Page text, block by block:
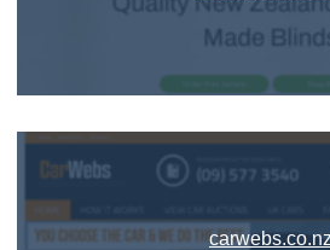
carwebs.co.nz